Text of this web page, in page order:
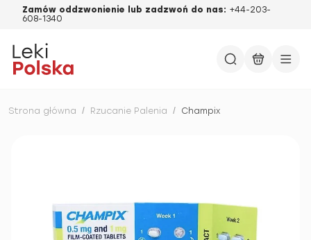
Zamów oddzwonienie lub zadzwoń do nas: +44-203-
608-1340
Strona główna / Rzucanie Palenia / Champix